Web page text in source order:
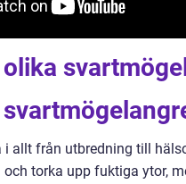
allt från utbredning till
torka upp fuktiga ytor,